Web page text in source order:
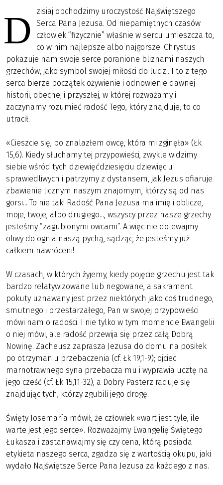
D
zisiaj obchodzimy uroczystość Najświętszego
Serca Pana Jezusa. Od niepamiętnych czasów
człowiek “fizycznie” właśnie w sercu umieszcza to,
co w nim najlepsze albo najgorsze. Chrystus
pokazuje nam swoje serce poranione bliznami naszych
grzechów, jako symbol swojej miłości do ludzi. I to z tego
serca bierze początek ożywienie i odnowienie dawnej
historii, obecnej i przyszłej, w której rozważamy i
zaczynamy rozumieć radość Tego, który znajduje, to co
utracił.
«Cieszcie się, bo znalazłem owcę, która mi zginęła» (Łk
15,6). Kiedy słuchamy tej przypowieści, zwykle widzimy
siebie wśród tych dziewięćdziesięciu dziewięciu
sprawiedliwych i patrzymy z dystansem, jak Jezus ofiaruje
zbawienie licznym naszym znajomym, którzy są od nas
gorsi... To nie tak! Radość Pana Jezusa ma imię i oblicze,
moje, twoje, albo drugiego..., wszyscy przez nasze grzechy
jesteśmy “zagubionymi owcami”. A więc nie dolewajmy
oliwy do ognia naszą pychą, sądząc, że jesteśmy już
całkiem nawróceni!
W czasach, w których żyjemy, kiedy pojęcie grzechu jest tak
bardzo relatywizowane lub negowane, a sakrament
pokuty uznawany jest przez niektórych jako coś trudnego,
smutnego i przestarzałego, Pan w swojej przypowieści
mówi nam o radości. I nie tylko w tym momencie Ewangelii
o niej mówi, ale radość przewija się przez całą Dobrą
Nowinę. Zacheusz zaprasza Jezusa do domu na posiłek
po otrzymaniu przebaczenia (cf. Łk 19,1-9); ojciec
marnotrawnego syna przebacza mu i wyprawia ucztę na
jego cześć (cf. Łk 15,11-32), a Dobry Pasterz raduje się
znajdując tych, którzy zgubili jego drogę.
Święty Josemaría mówił, że człowiek «wart jest tyle, ile
warte jest jego serce». Rozważajmy Ewangelię Świętego
Łukasza i zastanawiajmy się czy cena, którą posiada
etykieta naszego serca, zgadza się z wartością okupu, jaki
wydało Najświętsze Serce Pana Jezusa za każdego z nas.